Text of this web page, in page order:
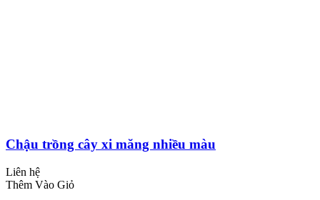
Chậu trồng cây xi măng nhiều màu
Liên hệ
Thêm Vào Giỏ